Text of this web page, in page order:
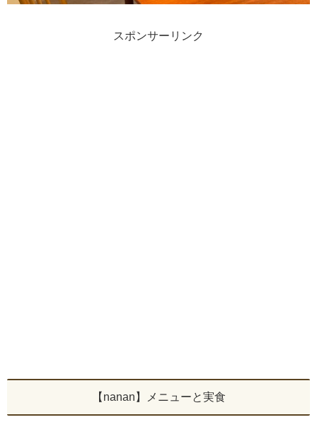
スポンサーリンク
【nanan】メニューと実食